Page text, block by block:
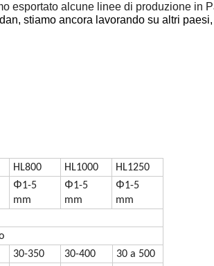
esportato alcune linee di produzione in
stiamo ancora lavorando su altri paesi,
HL800 HL1000 HL1250
Φ1-5
mm
Φ1-5
mm
Φ1-5
mm
30-350 30-400
30 a 500